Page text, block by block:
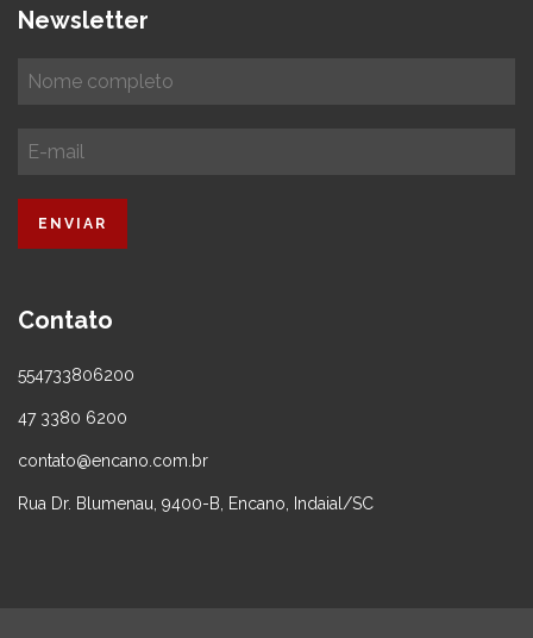
Newsletter
Contato
554733806200
47 3380 6200
contato@encano.com.br
Rua Dr. Blumenau, 9400-B, Encano, Indaial/SC